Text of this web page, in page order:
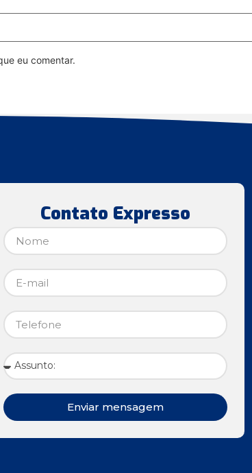
eu comentar.
Contato Expresso
Enviar mensagem